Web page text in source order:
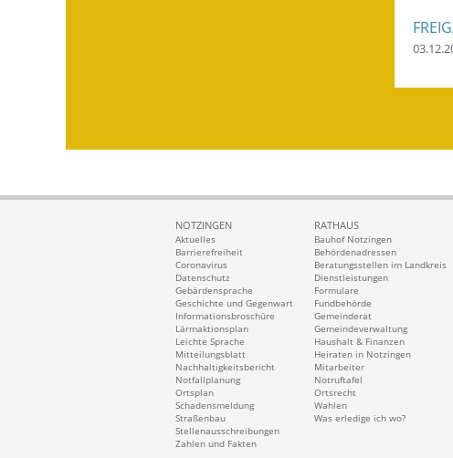
NOTZINGEN
Aktuelles
Barrierefreiheit
Coronavirus
Datenschutz
Gebärdensprache
Geschichte und Gegenwart
Informationsbroschüre
Lärmaktionsplan
Leichte Sprache
Mitteilungsblatt
Nachhaltigkeitsbericht
Notfallplanung
Ortsplan
Schadensmeldung
Straßenbau
Stellenausschreibungen
Zahlen und Fakten
RATHAUS
Bauhof Notzingen
Behördenadressen
Beratungsstellen im Landkreis
Dienstleistungen
Formulare
Fundbehörde
Gemeinderat
Gemeindeverwaltung
Haushalt & Finanzen
Heiraten in Notzingen
Mitarbeiter
Notruftafel
Ortsrecht
Wahlen
Was erledige ich wo?